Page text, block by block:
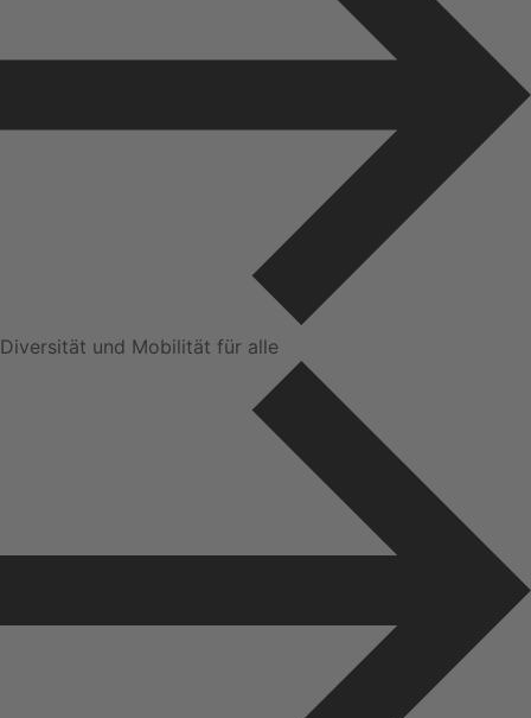
Diversität und Mobilität für alle